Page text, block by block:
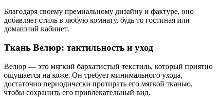
Благодаря своему премиальному дизайну и фактуре, оно
добавляет стиль в любую комнату, будь то гостиная или
домашний кабинет.
Ткань Велюр: тактильность и уход
Велюр — это мягкий бархатистый текстиль, который приятно
ощущается на коже. Он требует минимального ухода,
достаточно периодически протирать его мягкой тканью,
чтобы сохранить его привлекательный вид.